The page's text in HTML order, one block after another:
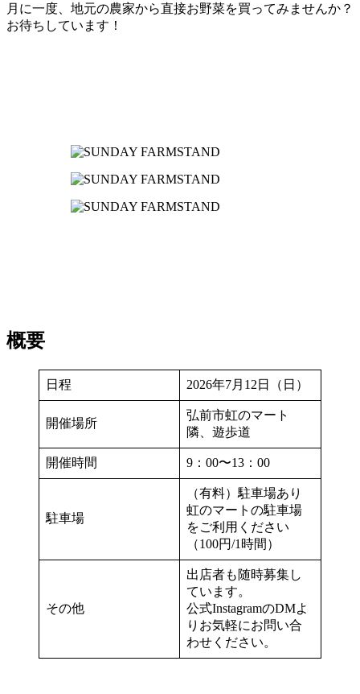
月に一度、地元の農家から直接お野菜を買ってみませんか？
お待ちしています！
概要
日程 2026年7月12日（日）
開催場所
弘前市虹のマート
隣、遊歩道
開催時間 9：00〜13：00
駐車場
（有料）駐車場あり
虹のマートの駐車場
をご利用ください
（100円/1時間）
その他
出店者も随時募集し
ています。
公式InstagramのDMよ
りお気軽にお問い合
わせください。